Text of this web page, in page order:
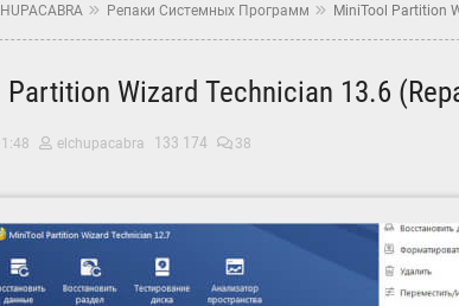
Репаки Системных Программ MiniTool Partition
Wizard Technician 13.6
elchupacabra 133 174 38